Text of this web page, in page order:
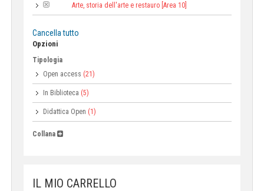
Arte, storia dell'arte e restauro [Area 10]
Cancella tutto
Opzioni
Tipologia
Open access (21)
In Biblioteca (5)
Didattica Open (1)
Collana
IL MIO CARRELLO